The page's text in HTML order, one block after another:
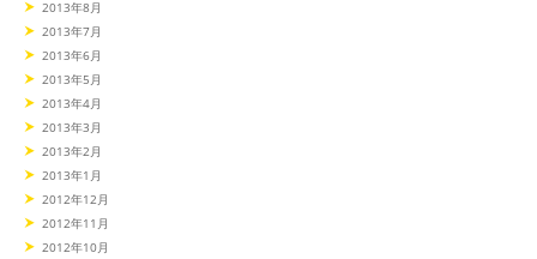
2013年8月
2013年7月
2013年6月
2013年5月
2013年4月
2013年3月
2013年2月
2013年1月
2012年12月
2012年11月
2012年10月